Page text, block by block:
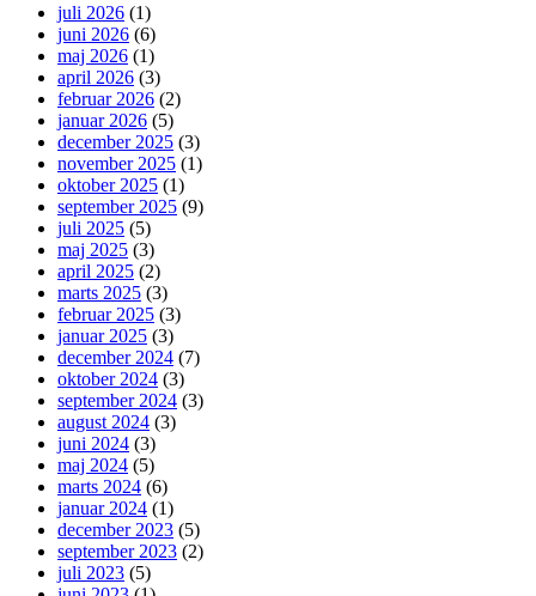
juli 2026 (1)
juni 2026 (6)
maj 2026 (1)
april 2026 (3)
februar 2026 (2)
januar 2026 (5)
december 2025 (3)
november 2025 (1)
oktober 2025 (1)
september 2025 (9)
juli 2025 (5)
maj 2025 (3)
april 2025 (2)
marts 2025 (3)
februar 2025 (3)
januar 2025 (3)
december 2024 (7)
oktober 2024 (3)
september 2024 (3)
august 2024 (3)
juni 2024 (3)
maj 2024 (5)
marts 2024 (6)
januar 2024 (1)
december 2023 (5)
september 2023 (2)
juli 2023 (5)